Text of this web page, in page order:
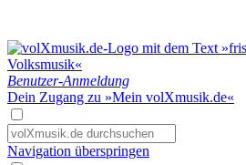
Benutzer-Anmeldung
Dein Zugang zu »Mein volXmusik.de«
Navigation überspringen